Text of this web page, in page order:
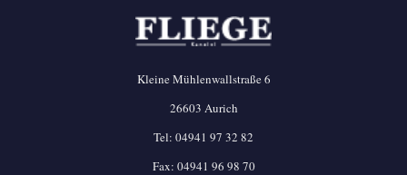
Kleine Mühlenwallstraße 6
26603 Aurich
Tel: 04941 97 32 82
Fax: 04941 96 98 70